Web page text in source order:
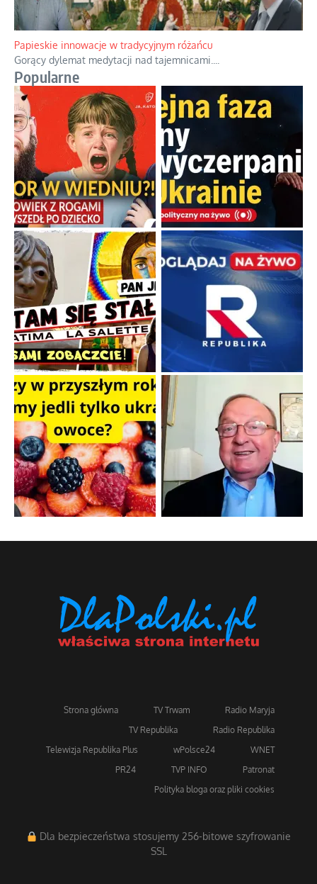
Papieskie innowacje w tradycyjnym różańcu
Gorący dylemat medytacji nad tajemnicami.
Popularne
Strona główna TV Trwam
Radio Maryja
TV Republika
Radio Republika
Telewizja Republika Plus
wPolsce24
WNET
PR24
TVP INFO
Patronat
Polityka bloga oraz pliki cookies
Dla bezpieczeństwa stosujemy 256-bitowe szyfrowanie
SSL